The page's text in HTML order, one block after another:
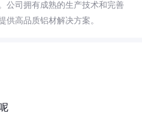
公司拥有成熟的生产技术和完善
供高品质铝材解决方案。